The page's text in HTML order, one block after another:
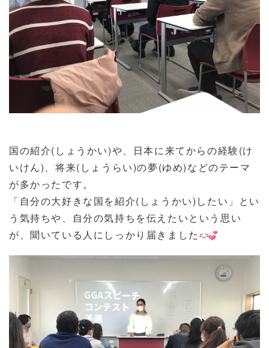
国の紹介(しょうかい)や、日本に来てからの経験(け
いけん)、将来(しょうらい)の夢(ゆめ)などのテーマ
が多かったです。
「自分の大好きな国を紹介(しょうかい)したい」とい
う気持ちや、自分の気持ちを伝えたいという思い
が、聞いている人にしっかり届きました